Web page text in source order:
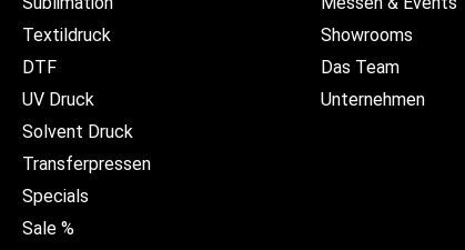
Textildruck
DTF
UV Druck
Solvent Druck
Transferpressen
Specials
Sale %
Showrooms
Das Team
Unternehmen